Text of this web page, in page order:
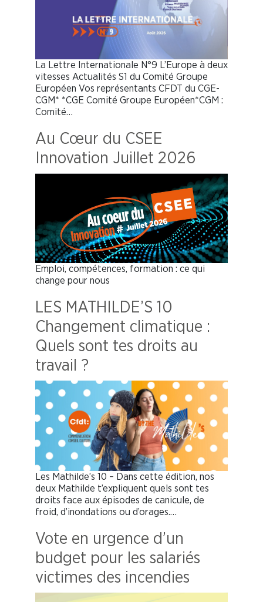
La Lettre Internationale N°9 L’Europe à deux
vitesses Actualités S1 du Comité Groupe
Européen Vos représentants CFDT du CGE-
CGM* *CGE Comité Groupe Européen*CGM :
Comité…
Au Cœur du CSEE
Innovation Juillet 2026
Emploi, compétences, formation : ce qui
change pour nous
LES MATHILDE’S 10
Changement climatique :
Quels sont tes droits au
travail ?
Les Mathilde’s 10 – Dans cette édition, nos
deux Mathilde t’expliquent quels sont tes
droits face aux épisodes de canicule, de
froid, d’inondations ou d’orages.…
Vote en urgence d’un
budget pour les salariés
victimes des incendies